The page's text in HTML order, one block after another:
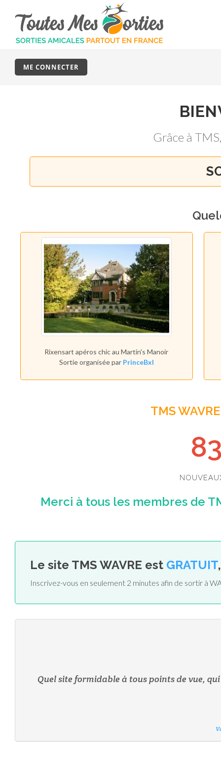
ME CONNECTER
Grâce à
Rixensart apéros chic au Martin's Manoir
Sortie organisée par PrinceBxl
TMS WAVRE
Merci à tous les membres de
Le site TMS WAVRE est GRATUIT
Inscrivez-vous en seulement 2 minutes afin de sortir à
Quel site formidable à tous points de vue,